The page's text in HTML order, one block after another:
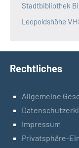
Stadtbibliothek
Leopoldshöhe
Rechtliches
Allgemeine
Impressum
Privatsphäre-